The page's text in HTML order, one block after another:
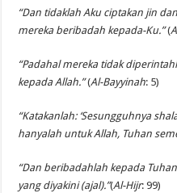
“Dan tidaklah Aku ciptakan jin
mereka beribadah kepada-Ku.”(
“Padahal mereka tidak
kepada Allah.”(Al-Bayyinah: 5)
“Katakanlah: ‘Sesungguhnya
hanyalah untuk Allah, Tuhan
“Dan beribadahlah kepada
yang diyakini (ajal).”(Al-Hijr: 99)